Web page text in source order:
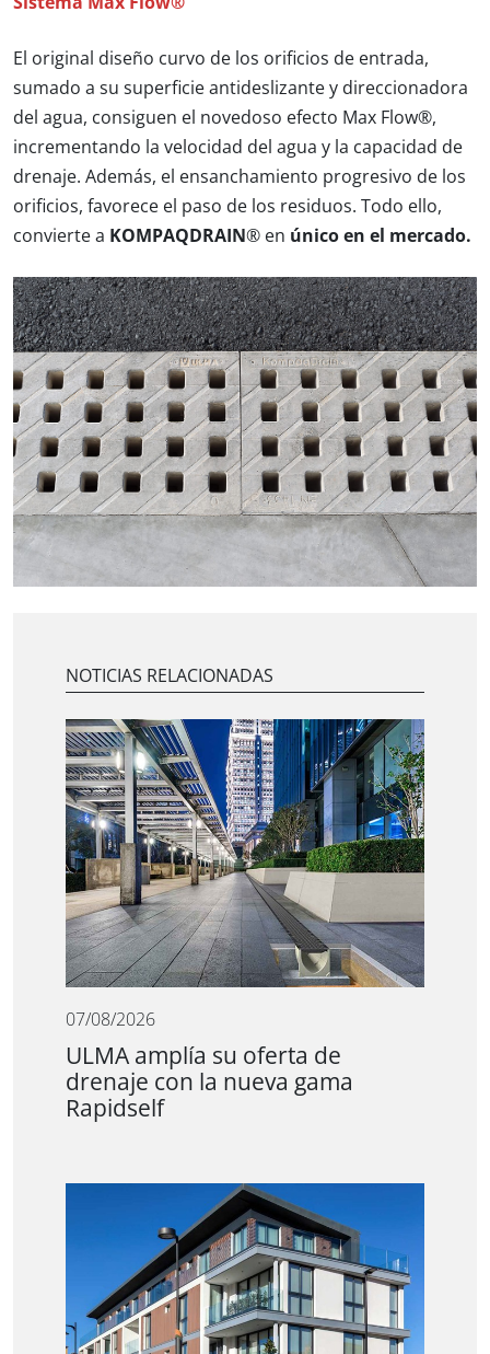
El original diseño curvo de los orificios de entrada,
sumado a su superficie antideslizante y direccionadora
del agua, consiguen el novedoso efecto Max Flow®,
incrementando la velocidad del agua y la capacidad de
drenaje. Además, el ensanchamiento progresivo de los
orificios, favorece el paso de los residuos. Todo ello,
convierte a KOMPAQDRAIN® en único en el mercado.
NOTICIAS RELACIONADAS
07/08/2026
ULMA amplía su oferta de
drenaje con la nueva gama
Rapidself